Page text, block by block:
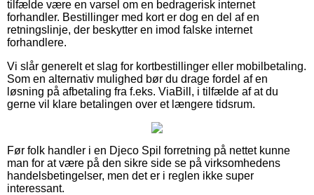
tilfælde være en varsel om en bedragerisk internet
forhandler. Bestillinger med kort er dog en del af en
retningslinje, der beskytter en imod falske internet
forhandlere.
Vi slår generelt et slag for kortbestillinger eller mobilbetaling.
Som en alternativ mulighed bør du drage fordel af en
løsning på afbetaling fra f.eks. ViaBill, i tilfælde af at du
gerne vil klare betalingen over et længere tidsrum.
Før folk handler i en Djeco Spil forretning på nettet kunne
man for at være på den sikre side se på virksomhedens
handelsbetingelser, men det er i reglen ikke super
interessant.